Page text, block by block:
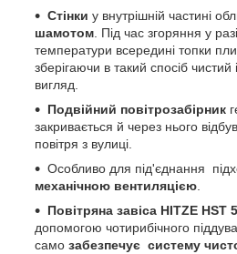
Стінки у внутрішній частині
шамотом . Під час згоряння у
температури всередині топки
зберігаючи в такий спосіб
вигляд.
Подвійний повітрозабірник
закривається й через нього
повітря з вулиці.
Особливо для під'єднання
механічною вентиляцією
Повітряна завіса HITZE HST
допомогою чотирибічного
само забезпечує систему